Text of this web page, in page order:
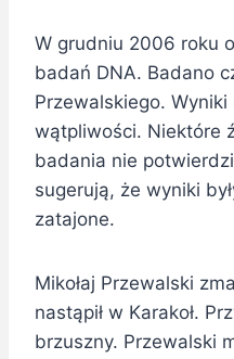
W grudniu 2006 roku
badań DNA. Badano
Przewalskiego. Wyniki
wątpliwości. Niektóre
badania nie
sugerują, że wyniki
zatajone.
Mikołaj Przewalski
nastąpił w Karakoł.
brzuszny. Przewalski